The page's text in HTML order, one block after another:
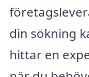
din sökning
hittar en